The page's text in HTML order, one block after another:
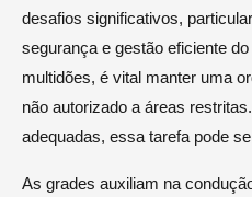
desafios significativos,
segurança e gestão eficiente
multidões, é vital manter uma
não autorizado a áreas
adequadas, essa tarefa pode
As grades auxiliam na